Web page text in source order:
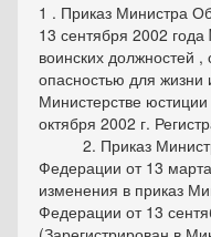
1 . Приказ Министра
13 сентября 2002
воинских должностей
опасностью для жизни
Министерстве
октября 2002 г.
2. Приказ
Федерации от 13
изменения в приказ
Федерации от 13